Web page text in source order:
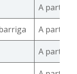
A partir
A partir
A partir